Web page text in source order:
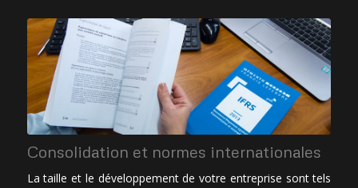
Consolidation et normes internationales
La taille et le développement de votre entreprise sont tels